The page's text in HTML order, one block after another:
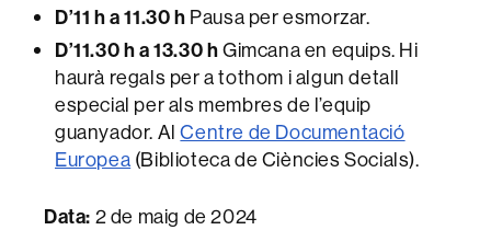
D’11 h a 11.30 h Pausa per esmorzar.
D’11.30 h a 13.30 hGimcana en equips. Hi
haurà regals per a tothom i algun detall
especial per als membres de l’equip
guanyador. AlCentre de Documentació
Europea (Biblioteca de Ciències Socials).
Data: 2 de maig de 2024